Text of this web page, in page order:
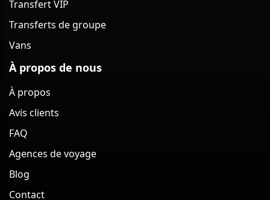
Transfert VIP
Transferts de groupe
Vans
À propos de nous
À propos
Avis clients
FAQ
Agences de voyage
Blog
Contact